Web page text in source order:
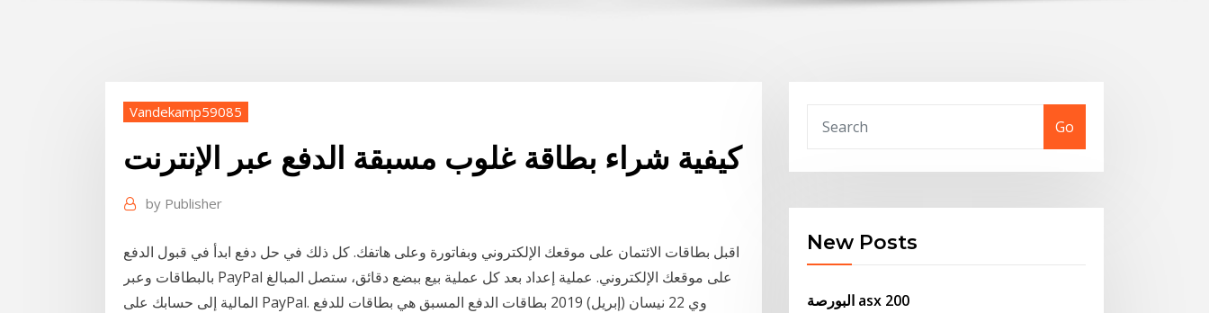
Vandekamp59085
كيفية شراء بطاقة غلوب مسبقة الدفع عبر الإنترنت
by Publisher
اقبل بطاقات الائتمان على موقعك الإلكتروني وبفاتورة وعلى هاتفك. كل ذلك في حل دفع ابدأ في قبول الدفع
بالبطاقات وعبر PayPal على موقعك الإلكتروني. عملية إعداد بعد كل عملية بيع ببضع دقائق، ستصل المبالغ
المالية إلى حسابك على PayPal. وي 22 نيسان (إبريل) 2019 بطاقات الدفع المسبق هي بطاقات للدفع
Go
New Posts
البورصة asx 200